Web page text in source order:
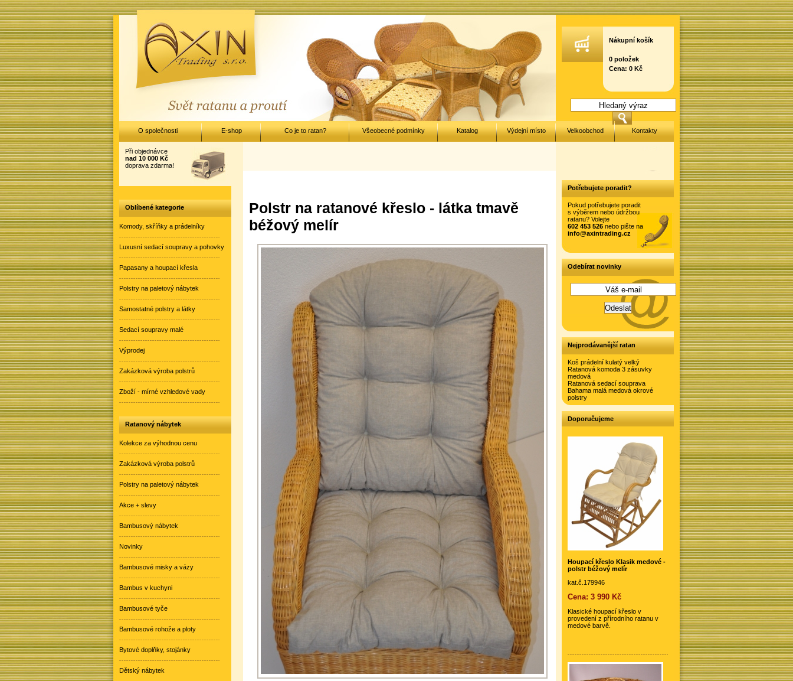
Polstr na ratanové křeslo - látka tmavě
béžový melír
Potřebujete poradit?
Pokud potřebujete poradit
s výběrem nebo údržbou
ratanu? Volejte
602 453 526 nebo pište na
info@axintrading.cz
Odebírat novinky
Nejprodávanější ratan
Koš prádelní kulatý velký
Ratanová komoda 3 zásuvky
medová
Ratanová sedací souprava
Bahama malá medová okrové
polstry
Doporučujeme
Houpací křeslo Klasik medové -
polstr béžový melír
kat.č.179946
Cena: 3 990 Kč
Klasické houpací křeslo v
provedení z přírodního ratanu v
medové barvě.
Při objednávce
nad 10 000 Kč
doprava zdarma!
Oblíbené kategorie
Komody, skříňky a prádelníky
Luxusní sedací soupravy a pohovky
Papasany a houpací křesla
Polstry na paletový nábytek
Samostatné polstry a látky
Sedací soupravy malé
Výprodej
Zakázková výroba polstrů
Zboží - mírné vzhledové vady
Ratanový nábytek
Kolekce za výhodnou cenu
Zakázková výroba polstrů
Polstry na paletový nábytek
Akce + slevy
Bambusový nábytek
Novinky
Bambusové misky a vázy
Bambus v kuchyni
Bambusové tyče
Bambusové rohože a ploty
Bytové doplňky, stojánky
Dětský nábytek
Nákupní košík
0 položek
Cena: 0 Kč
O společnosti E-shop Co je to ratan? Všeobecné podmínky Katalog Výdejní místo Velkoobchod Kontakty